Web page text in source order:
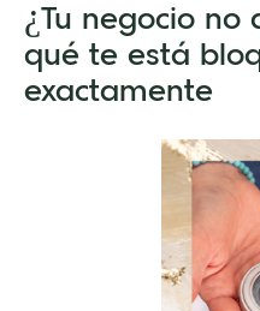
¿Tu negocio no
qué te está
exactamente